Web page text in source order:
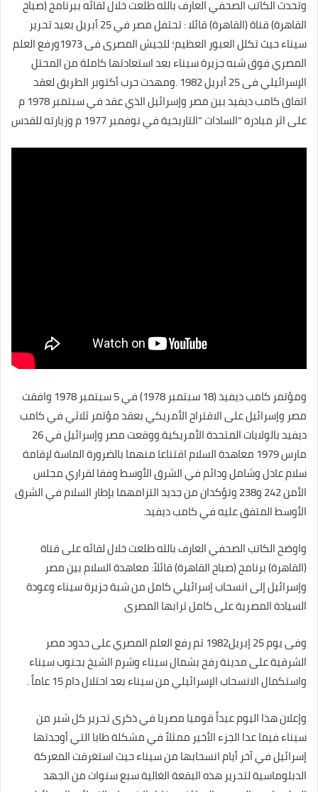
وتحدث الكاتب الصحفي العارف بالله طلعت خلال لقائه ببرنامج (صباح
القاهرة) قناة (القاهرة) قائلا : تحتفل مصر في 25 أبريل بعيد تحرير
سيناء حيث تكلل العبور العظيم؛ للجيش المصرى فى 1973ورفع العلم
المصري فوق شبه جزيرة سيناء بعد استعادتها كاملة من المحتل
الإسرائيلي فى 25 أبريل 1982 .ومهدت حرب أكتوبر الطريق لعقد
اتفاق كامب ديفيد بين مصر وإسرائيل الذي عقد في سبتمبر 1978 م
على اثر مبادرة “السادات “التاريخية في نوفمبر 1977 م وزيارته للقدس
ومؤتمر كامب ديفيد (18 سبتمبر 1978) في 5 سبتمبر 1978 وافقت
مصر وإسرائيل على الاقتراح الأمريكي بعقد مؤتمر ثلاثي في كامب
ديفيد بالولايات المتحدة الأمريكية.ووقعت مصر وإسرائيل في 26
مارس 1979 معاهدة السلام اقتناعا منهما بالضرورة الماسة لإقامة
سلام عادل وشامل ودائم في الشرق الأوسط وفقا لقراري مجلس
الأمن 242 و238 وتؤكدان من جديد التزامهما بإطار السلام في الشرق
الأوسط المتفق عليه في كامب ديفيد.
واوضح الكاتب الصحفي العارف بالله طلعت خلال لقائه على قناة
(القاهرة) برنامج (صباح القاهرة) قائلاً: معاهدة السلام بين مصر
وإسرائيل إلى انسحاب إسرائيلي كامل من شبة جزيرة سيناء وعودة
السيادة المصرية على كامل ترابها المصرى
وفى يوم ‏25‏ إبريل‏1982‏ تم رفع العلم المصري على حدود مصر
الشرقية على مدينة رفح بشمال سيناء وشرم الشيخ بجنوب سيناء
واستكمال الانسحاب الإسرائيلي من سيناء بعد احتلال دام 15 عاماً .
وإعلان هذا اليوم عيداً قوميا مصريا في ذكرى تحرير كل شبر من
سيناء فيما عدا الجزء الأخير ممثلاً في مشكلة طابا التي أوجدتها
إسرائيل في آخر أيام انسحابها من سيناء حيث استغرقت المعركة
الدبلوماسية لتحرير هذه البقعة الغالية سبع سنوات من الجهد